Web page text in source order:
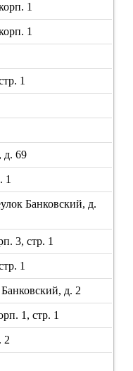
1
1
1
д. 69
1
Банковский, д.
3, стр. 1
1
д. 2
1, стр. 1
2